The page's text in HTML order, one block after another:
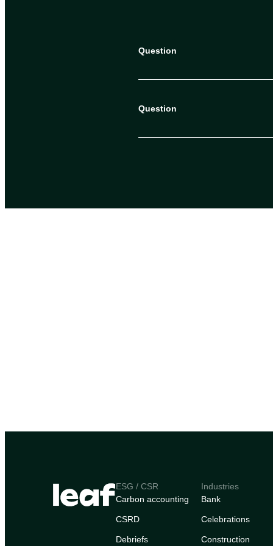
Question
Question
ESG / CSR
Carbon accounting
CSRD
Debriefs
Industries
Bank
Celebrations
Construction